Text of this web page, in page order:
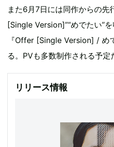
また6月7日には同作からの先
[Single Version]”“めでたい”
『Offer [Single Version] / め
る。PVも多数制作される予定
リリース情報